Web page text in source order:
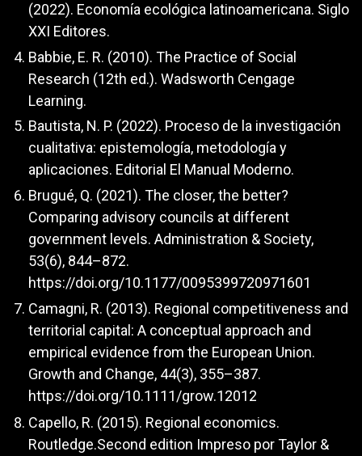
(2022). Economía ecológica latinoamericana. Siglo
XXI Editores.
Babbie, E. R. (2010). The Practice of Social
Research (12th ed.). Wadsworth Cengage
Learning.
Bautista, N. P. (2022). Proceso de la investigación
cualitativa: epistemología, metodología y
aplicaciones. Editorial El Manual Moderno.
Brugué, Q. (2021). The closer, the better?
Comparing advisory councils at different
government levels. Administration & Society,
53(6), 844–872.
https://doi.org/10.1177/0095399720971601
Camagni, R. (2013). Regional competitiveness and
territorial capital: A conceptual approach and
empirical evidence from the European Union.
Growth and Change, 44(3), 355–387.
https://doi.org/10.1111/grow.12012
Capello, R. (2015). Regional economics.
Routledge.Second edition Impreso por Taylor &